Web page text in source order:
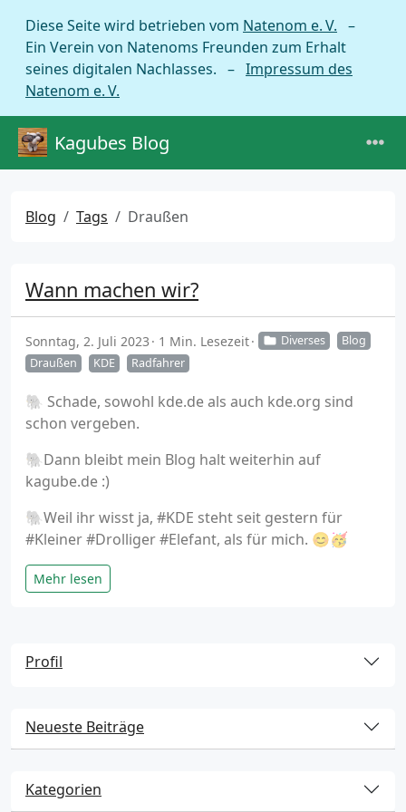
Diese Seite wird betrieben vom Natenom e. V. –
Ein Verein von Natenoms Freunden zum Erhalt
seines digitalen Nachlasses. – Impressum des
Natenom e. V.
Kagubes Blog
Blog Tags Draußen
Wann machen wir?
Sonntag, 2. Juli 2023 1 Min. Lesezeit Diverses
Blog
Draußen
KDE Radfahrer
🐘 Schade, sowohl kde.de als auch kde.org sind
schon vergeben.
🐘Dann bleibt mein Blog halt weiterhin auf
kagube.de :)
🐘Weil ihr wisst ja, #KDE steht seit gestern für
#Kleiner #Drolliger #Elefant, als für mich. 😊🥳
Mehr lesen
Profil
Neueste Beiträge
Kategorien